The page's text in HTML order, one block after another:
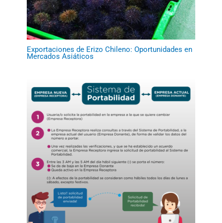
Exportaciones de Erizo Chileno: Oportunidades en
Mercados Asiáticos